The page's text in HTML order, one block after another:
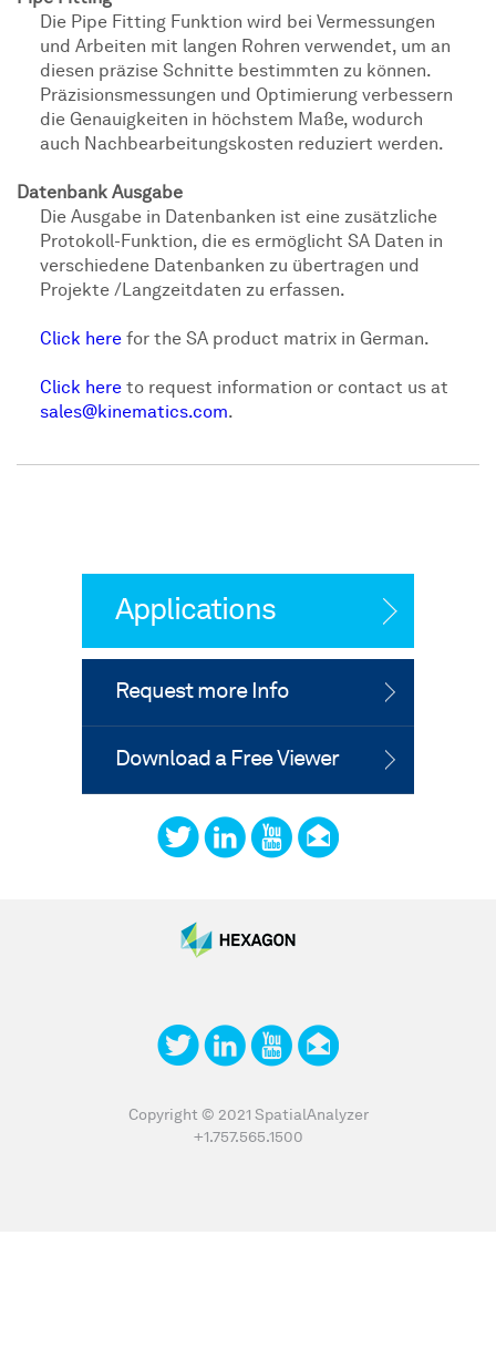
Die Pipe Fitting Funktion wird bei Vermessungen
und Arbeiten mit langen Rohren verwendet, um an
diesen präzise Schnitte bestimmten zu können.
Präzisionsmessungen und Optimierung verbessern
die Genauigkeiten in höchstem Maße, wodurch
auch Nachbearbeitungskosten reduziert werden.
Datenbank Ausgabe
Die Ausgabe in Datenbanken ist eine zusätzliche
Protokoll-Funktion, die es ermöglicht SA Daten in
verschiedene Datenbanken zu übertragen und
Projekte /Langzeitdaten zu erfassen.
Click herefor the SA product matrix in German.
Click hereto request information or contact us at
sales@kinematics.com.
Applications
Request more Info
Download a Free Viewer
Copyright © 2021 SpatialAnalyzer
+1.757.565.1500